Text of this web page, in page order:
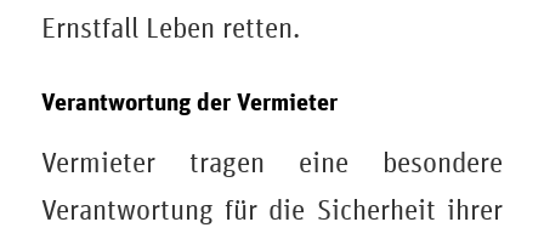
Ernstfall Leben retten.
Verantwortung der Vermieter
Vermieter tragen eine besondere
Verantwortung für die Sicherheit ihrer